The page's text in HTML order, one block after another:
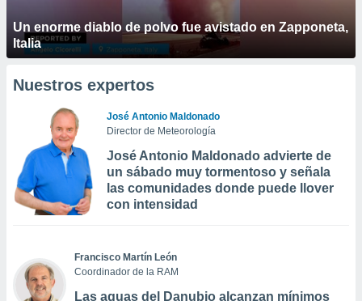
Un enorme diablo de polvo fue avistado en Zapponeta,
Italia
Nuestros expertos
José Antonio Maldonado
Director de Meteorología
José Antonio Maldonado advierte de
un sábado muy tormentoso y señala
las comunidades donde puede llover
con intensidad
Francisco Martín León
Coordinador de la RAM
Las aguas del Danubio alcanzan mínimos